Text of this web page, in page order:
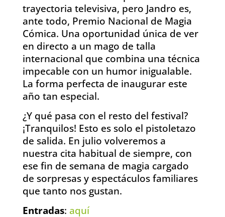
trayectoria televisiva, pero Jandro es,
ante todo, Premio Nacional de Magia
Cómica. Una oportunidad única de ver
en directo a un mago de talla
internacional que combina una técnica
impecable con un humor inigualable.
La forma perfecta de inaugurar este
año tan especial.
¿Y qué pasa con el resto del festival?
¡Tranquilos! Esto es solo el pistoletazo
de salida. En julio volveremos a
nuestra cita habitual de siempre, con
ese fin de semana de magia cargado
de sorpresas y espectáculos familiares
que tanto nos gustan.
Entradas: aquí